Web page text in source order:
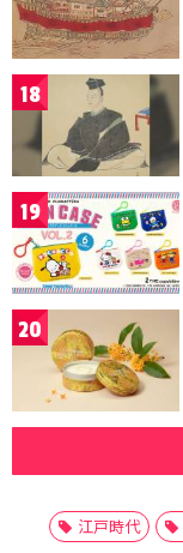
18
19
20
江戸時代